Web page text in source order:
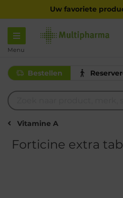
Uw favoriete
Menu
Bestellen
Vitamine A
Forticine extra